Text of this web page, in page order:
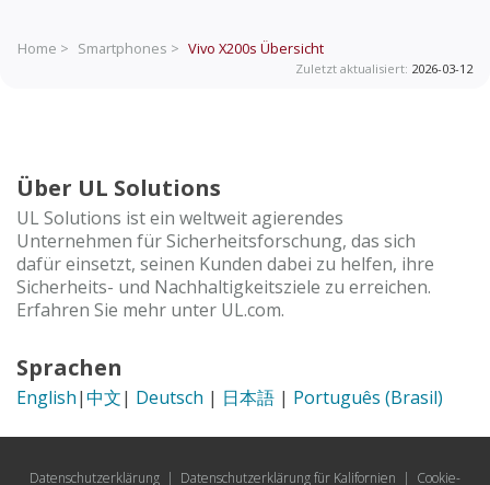
Home > Smartphones > Vivo X200s Übersicht
Zuletzt aktualisiert: 2026-03-12
Über UL Solutions
UL Solutions ist ein weltweit agierendes
Unternehmen für Sicherheitsforschung, das sich
dafür einsetzt, seinen Kunden dabei zu helfen, ihre
Sicherheits- und Nachhaltigkeitsziele zu erreichen.
Erfahren Sie mehr unter UL.com.
Sprachen
English|中文| Deutsch | 日本語 | Português (Brasil)
Datenschutzerklärung | Datenschutzerklärung für Kalifornien | Cookie-